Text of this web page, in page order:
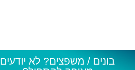
בונים / משפצים? לא יודעים